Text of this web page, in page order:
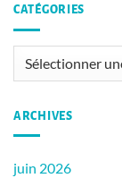
CATÉGORIES
ARCHIVES
juin 2026